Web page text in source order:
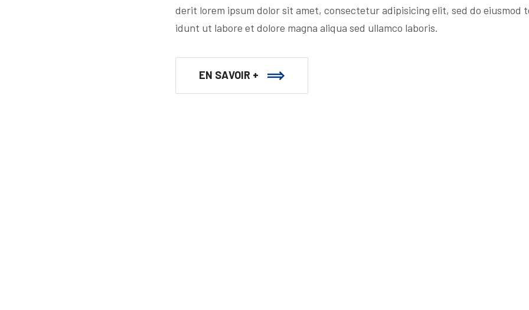
derit lorem ipsum dolor sit amet, consectetur adipisicing elit, sed do eiusmod
idunt ut labore et dolore magna aliqua sed ullamco laboris.
EN SAVOIR +